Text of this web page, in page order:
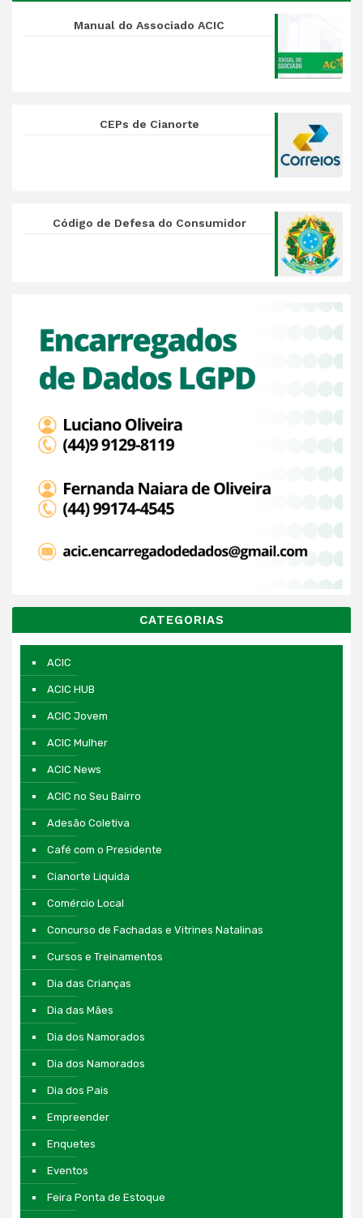
Manual do Associado ACIC
CEPs de Cianorte
Código de Defesa do Consumidor
CATEGORIAS
ACIC
ACIC HUB
ACIC Jovem
ACIC Mulher
ACIC News
ACIC no Seu Bairro
Adesão Coletiva
Café com o Presidente
Cianorte Liquida
Comércio Local
Concurso de Fachadas e Vitrines Natalinas
Cursos e Treinamentos
Dia das Crianças
Dia das Mães
Dia dos Namorados
Dia dos Namorados
Dia dos Pais
Empreender
Enquetes
Eventos
Feira Ponta de Estoque